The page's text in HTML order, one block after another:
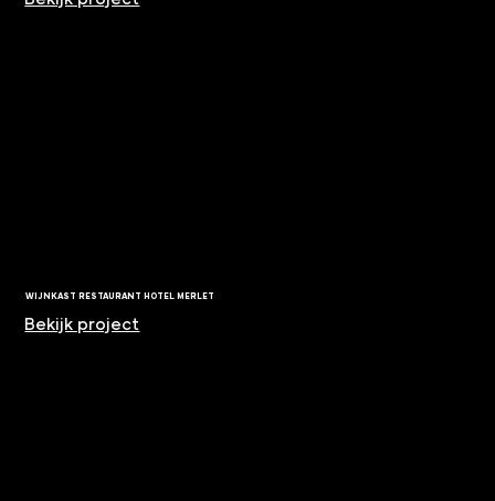
WIJNKAST RESTAURANT HOTEL MERLET
Bekijk project